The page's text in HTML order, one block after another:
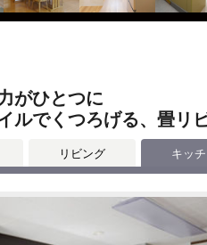
がひとつに
ルでくつろげる、畳リビ
リビング キッ